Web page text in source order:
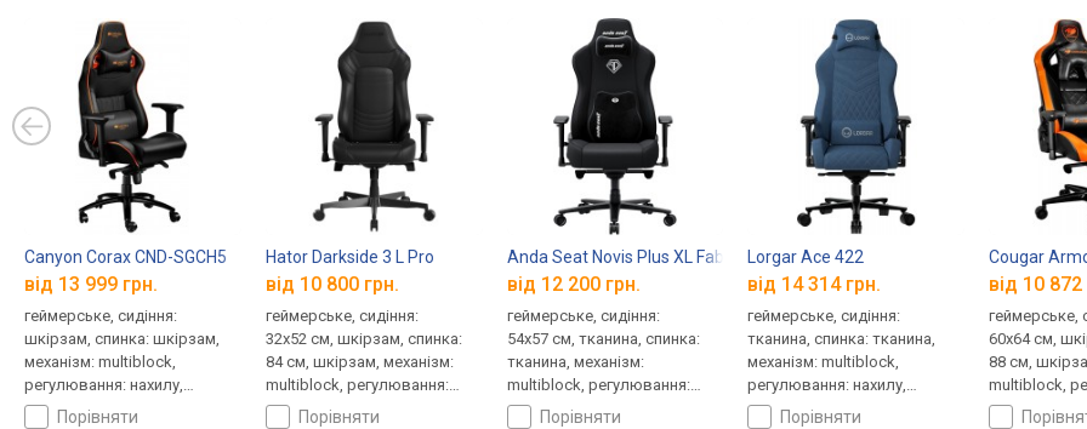
Canyon Corax CND-SGCH5
від 13 999 грн.
геймерське, сидіння:
шкірзам, спинка: шкірзам,
механізм: multiblock,
регулювання: нахилу,
висоти, жорсткості
порівняти
Hator Darkside 3 L Pro
від 10 800 грн.
геймерське, сидіння:
32x52 см, шкірзам, спинка:
84 см, шкірзам, механізм:
multiblock, регулювання:
нахилу, висоти, жорсткості
порівняти
Anda Seat Novis Plus XL Fabric
від 12 200 грн.
геймерське, сидіння:
54x57 см, тканина, спинка:
тканина, механізм:
multiblock, регулювання:
нахилу, висоти
порівняти
Lorgar Ace 422
від 14 314 грн.
геймерське, сидіння:
тканина, спинка: тканина,
механізм: multiblock,
регулювання: нахилу,
висоти, жорсткості
порівняти
Cougar
від 10 872
геймерське,
60x64 см,
88 см,
multiblock,
нахилу,